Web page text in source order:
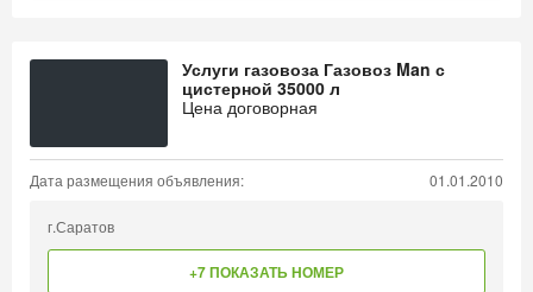
Услуги газовоза Газовоз Man с
цистерной 35000 л
Цена договорная
Дата размещения объявления: 01.01.2010
г.Саратов
+7 ПОКАЗАТЬ НОМЕР